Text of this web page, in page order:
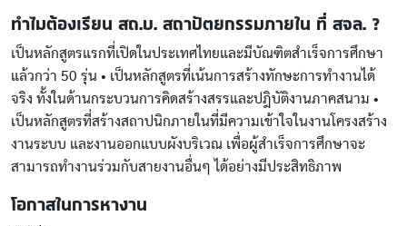
ทำไมต้องเรียน สถ.บ. สถาปัตยกรรมภายใน ที่ สจล. ?
เป็นหลักสูตรแรกที่เปิดในประเทศไทยและมีบัณฑิตสำเร็จการศึกษา
แล้วกว่า 50 รุ่น • เป็นหลักสูตรที่เน้นการสร้างทักษะการทำงานได้
จริง ทั้งในด้านกระบวนการคิดสร้างสรรและปฎิบัติงานภาคสนาม •
เป็นหลักสูตรที่สร้างสถาปนิกภายในที่มีความเข้าใจในงานโครงสร้าง
งานระบบ และงานออกแบบผังบริเวณ เพื่อผู้สำเร็จการศึกษาจะ
สามารถทำงานร่วมกับสายงานอื่นๆ ได้อย่างมีประสิทธิภาพ
โอกาสในการหางาน